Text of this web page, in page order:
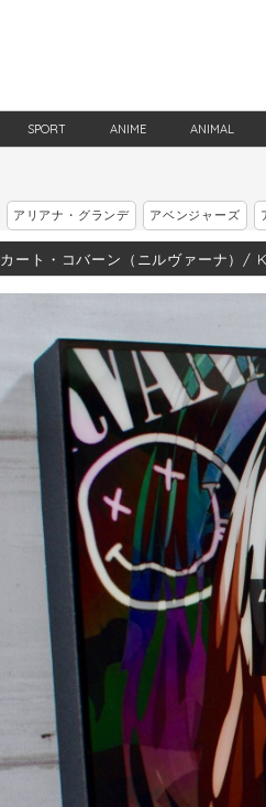
SPORT ANIME ANIMAL
アリアナ・グランデ アベンジャーズ
カート・コバーン（ニルヴァーナ）/